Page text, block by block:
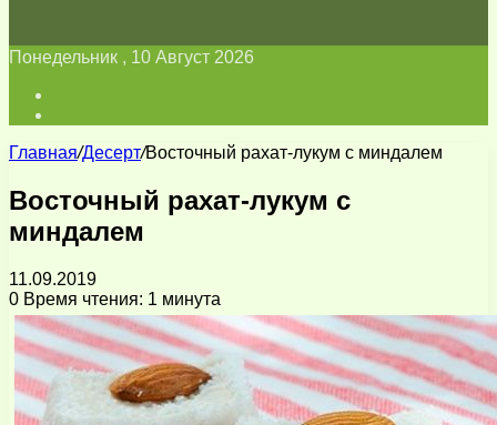
Понедельник , 10 Август 2026
Главная/Десерт/Восточный рахат-лукум с миндалем
Восточный рахат-лукум с
миндалем
11.09.2019
0 Время чтения: 1 минута